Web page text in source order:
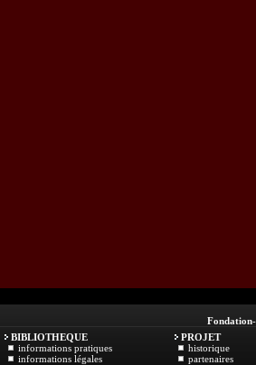
Fondation
BIBLIOTHEQUE
informations pratiques
informations légales
PROJET
historique
partenaires